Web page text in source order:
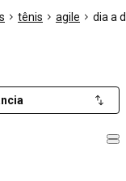
tênis agile dia a